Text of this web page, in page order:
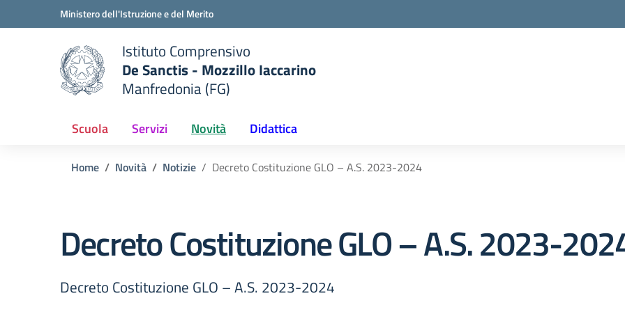
Vai ai contenuti
Vai al menu di navigazioneMinistero dell'Istruzione e del Merito
scuola
Istituto Comprensivo
De Sanctis - Mozzillo Iaccarino
Manfredonia (FG)
Scuola Servizi Novità Didattica
Home Novità Notizie Decreto Costituzione GLO – A.S. 2023-2024
Decreto Costituzione GLO – A.S. 2023-
Decreto Costituzione GLO – A.S. 2023-2024